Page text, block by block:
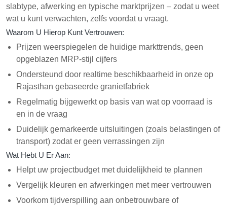
slabtype, afwerking en typische marktprijzen – zodat u weet
wat u kunt verwachten, zelfs voordat u vraagt.
Waarom U Hierop Kunt Vertrouwen:
Prijzen weerspiegelen de huidige markttrends, geen
opgeblazen MRP-stijl cijfers
Ondersteund door realtime beschikbaarheid in onze op
Rajasthan gebaseerde granietfabriek
Regelmatig bijgewerkt op basis van wat op voorraad is
en in de vraag
Duidelijk gemarkeerde uitsluitingen (zoals belastingen of
transport) zodat er geen verrassingen zijn
Wat Hebt U Er Aan:
Helpt uw projectbudget met duidelijkheid te plannen
Vergelijk kleuren en afwerkingen met meer vertrouwen
Voorkom tijdverspilling aan onbetrouwbare of